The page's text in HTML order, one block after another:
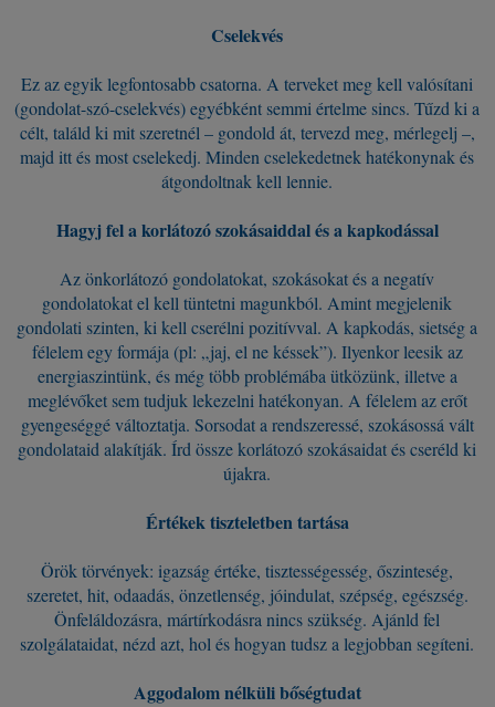
Cselekvés
Ez az egyik legfontosabb csatorna. A terveket meg kell valósítani
(gondolat-szó-cselekvés) egyébként semmi értelme sincs. Tűzd ki a
célt, találd ki mit szeretnél – gondold át, tervezd meg, mérlegelj –,
majd itt és most cselekedj. Minden cselekedetnek hatékonynak és
átgondoltnak kell lennie.
Hagyj fel a korlátozó szokásaiddal és a kapkodással
Az önkorlátozó gondolatokat, szokásokat és a negatív
gondolatokat el kell tüntetni magunkból. Amint megjelenik
gondolati szinten, ki kell cserélni pozitívval. A kapkodás, sietség a
félelem egy formája (pl: „jaj, el ne késsek”). Ilyenkor leesik az
energiaszintünk, és még több problémába ütközünk, illetve a
meglévőket sem tudjuk lekezelni hatékonyan. A félelem az erőt
gyengeséggé változtatja. Sorsodat a rendszeressé, szokásossá vált
gondolataid alakítják. Írd össze korlátozó szokásaidat és cseréld ki
újakra.
Értékek tiszteletben tartása
Örök törvények: igazság értéke, tisztességesség, őszinteség,
szeretet, hit, odaadás, önzetlenség, jóindulat, szépség, egészség.
Önfeláldozásra, mártírkodásra nincs szükség. Ajánld fel
szolgálataidat, nézd azt, hol és hogyan tudsz a legjobban segíteni.
Aggodalom nélküli bőségtudat